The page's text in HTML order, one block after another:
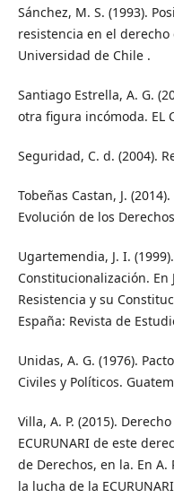
Sánchez, M. S. (1993).
resistencia en el
Universidad de Chile .
Santiago Estrella, A. G.
otra figura incómoda. EL
Seguridad, C. d. (2004).
Tobeñas Castan, J.
Evolución de los
Ugartemendia, J. I.
Constitucionalización. En
Resistencia y su
España: Revista de
Unidas, A. G. (1976).
Civiles y Políticos.
Villa, A. P. (2015).
ECURUNARI de este
de Derechos, en la. En A.
la lucha de la